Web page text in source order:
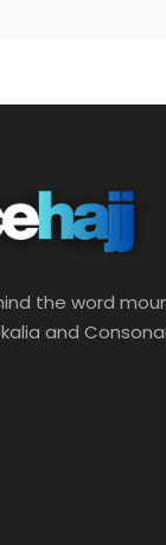
the word
and